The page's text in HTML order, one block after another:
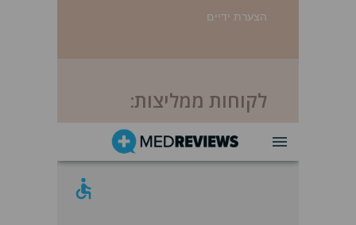
הצערת ידיים
לקוחות ממליצות: